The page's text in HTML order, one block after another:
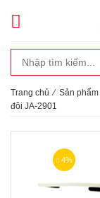
Trang chủ ⁄ Sản phẩm
đôi JA-2901
4%